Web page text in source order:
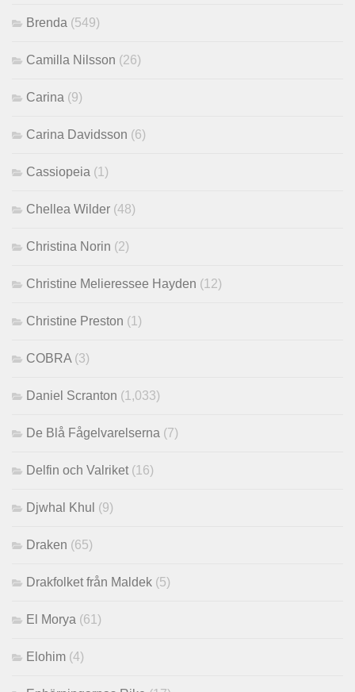
Brenda (549)
Camilla Nilsson (26)
Carina (9)
Carina Davidsson (6)
Cassiopeia (1)
Chellea Wilder (48)
Christina Norin (2)
Christine Melieressee Hayden (12)
Christine Preston (1)
COBRA (3)
Daniel Scranton (1,033)
De Blå Fågelvarelserna (7)
Delfin och Valriket (16)
Djwhal Khul (9)
Draken (65)
Drakfolket från Maldek (5)
El Morya (61)
Elohim (4)